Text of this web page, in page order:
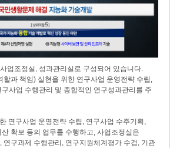
업조정실, 성과관리실로 구성되어 있습니다.
과 책임) 실현을 위한 연구사업 운영전략 수립,
사업 수행관리 및 종합적인 연구성과관리를 주
연구사업 운영전략 수립, 연구사업 수주기획,
확보 등의 업무를 수행하고, 사업조정실은
연구과제 수행관리, 연구지원체계평가 수검, 기관